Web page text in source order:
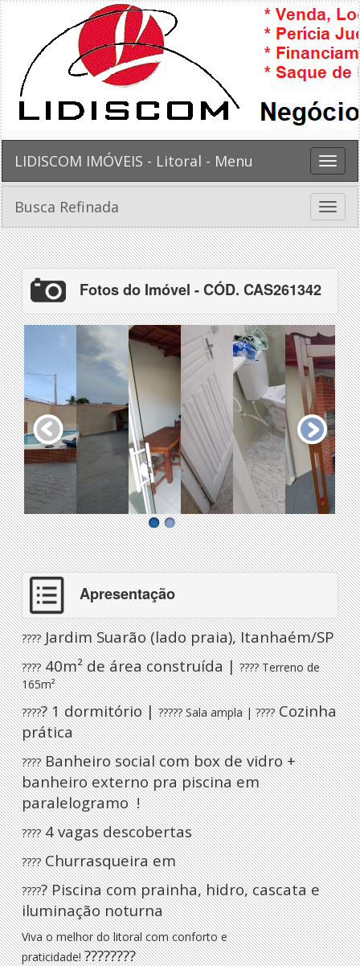
Toggle
LIDISCOM IMÓVEIS - Litoral - Menu
Toggle
Busca Refinada
Fotos do Imóvel - CÓD. CAS261342
Apresentação
????Jardim Suarão (lado praia), Itanhaém/SP
????40m² de área construída |????Terreno de
165m²
????? 1 dormitório |????? Sala ampla |????Cozinha
prática
????Banheiro social com box de vidro +
banheiro externo pra piscina em
paralelogramo !
????4 vagas descobertas
????Churrasqueira em
????? Piscina com prainha, hidro, cascata e
iluminação noturna
Viva o melhor do litoral com conforto e
praticidade!????????